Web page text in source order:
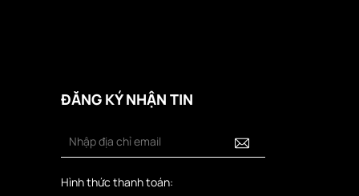
ĐĂNG KÝ NHẬN TIN
Hình thức thanh toán: